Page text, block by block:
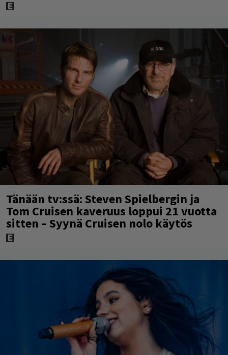
Tänään tv:ssä: Steven Spielbergin ja
Tom Cruisen kaveruus loppui 21 vuotta
sitten – Syynä Cruisen nolo käytös